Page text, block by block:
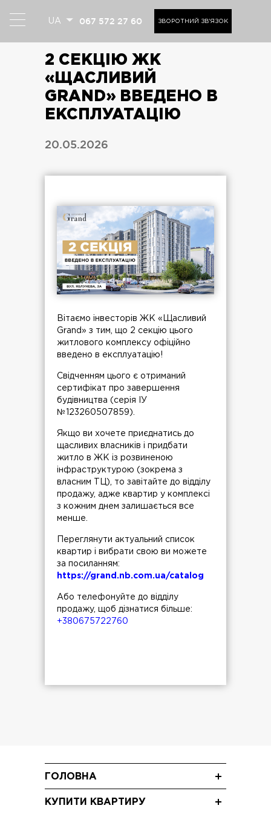
UA 067 572 27 60 ЗВОРОТНИЙ ЗВ'ЯЗОК
2 СЕКЦІЮ ЖК
«ЩАСЛИВИЙ
GRAND» ВВЕДЕНО В
ЕКСПЛУАТАЦІЮ
20.05.2026
Вітаємо інвесторів ЖК «Щасливий
Grand» з тим, що 2 секцію цього
житлового комплексу офіційно
введено в експлуатацію!
Свідченням цього є отриманий
сертифікат про завершення
будівництва (серія ІУ
№123260507859).
Якщо ви хочете приєднатись до
щасливих власників і придбати
житло в ЖК із розвиненою
інфраструктурою (зокрема з
власним ТЦ), то завітайте до відділу
продажу, адже квартир у комплексі
з кожним днем залишається все
менше.
Переглянути актуальний список
квартир і вибрати свою ви можете
за посиланням:
https://grand.nb.com.ua/catalog
Або телефонуйте до відділу
продажу, щоб дізнатися більше:
+380675722760
ГОЛОВНА
КУПИТИ КВАРТИРУ